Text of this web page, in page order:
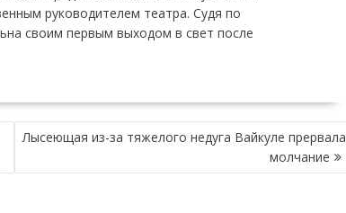
руководителем театра. Судя по
своим первым выходом в свет после
Лысеющая из-за тяжелого недуга Вайкуле прервала
молчание